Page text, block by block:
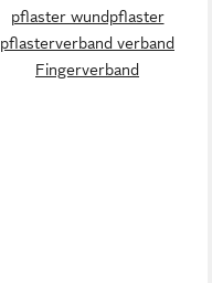
pflaster wundpflaster
pflasterverband verband
Fingerverband